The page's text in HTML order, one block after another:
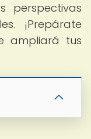
perspectivas
¡Prepárate
ampliará tus